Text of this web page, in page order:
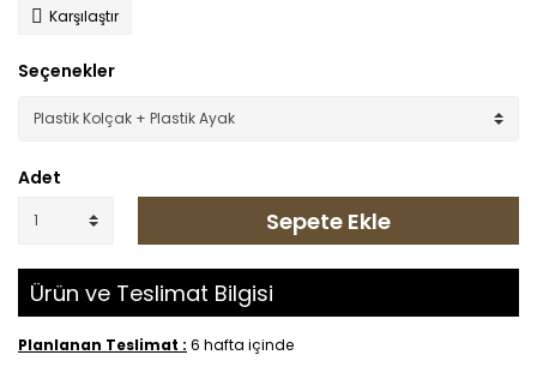
Karşılaştır
Seçenekler
Adet
Sepete Ekle
Ürün ve Teslimat Bilgisi
Planlanan Teslimat : 6 hafta içinde